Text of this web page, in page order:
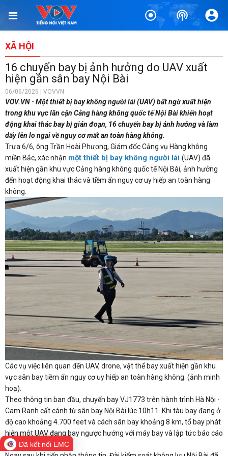
XÃ HỘI
16 chuyến bay bị ảnh hưởng do UAV xuất
hiện gần sân bay Nội Bài
06/06/2026 | VOVVN
VOV.VN - Một thiết bị bay không người lái (UAV) bất ngờ xuất hiện
trong khu vực lân cận Cảng hàng không quốc tế Nội Bài khiến hoạt
động khai thác bay bị gián đoạn, 16 chuyến bay bị ảnh hưởng và làm
dấy lên lo ngại về nguy cơ mất an toàn hàng không.
Trưa 6/6, ông Trần Hoài Phương, Giám đốc Cảng vụ Hàng không
miền Bắc, xác nhận một thiết bị bay không người lái (UAV) đã
xuất hiện gần khu vực Cảng hàng không quốc tế Nội Bài, ảnh hưởng
đến hoạt động khai thác và tiềm ẩn nguy cơ uy hiếp an toàn hàng
không.
Các vụ việc liên quan đến UAV, drone, vật thể bay xuất hiện gần khu
vực sân bay tiềm ẩn nguy cơ uy hiếp an toàn hàng không. (ảnh minh
hoạ).
Theo thông tin ban đầu, chuyến bay VJ1773 trên hành trình Hà Nội -
Cam Ranh cất cánh từ sân bay Nội Bài lúc 10h11. Khi tàu bay đang ở
độ cao khoảng 4.700 feet và cách sân bay khoảng 8 km, tổ bay phát
hiện một UAV đang bay ngược hướng với máy bay và lập tức báo cáo
về đài chỉ huy.
Đã kết nối EMC